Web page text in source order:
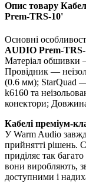
Опис товару
Prem-TRS-10'
Основні
AUDIO Prem-
Матеріал обшивки
Провідник —
(0.6 мм); StarQuad
k6160 та
конектори;
Кабелі преміум-
У Warm Audio
прийнятті рішень.
приділяє так
вони виробляють,
доступними і